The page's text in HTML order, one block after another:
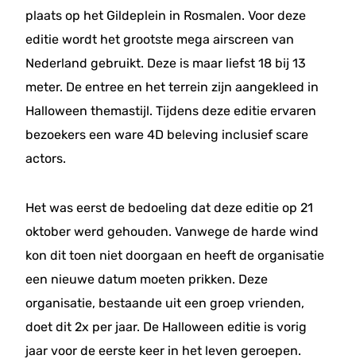
plaats op het Gildeplein in Rosmalen. Voor deze
editie wordt het grootste mega airscreen van
Nederland gebruikt. Deze is maar liefst 18 bij 13
meter. De entree en het terrein zijn aangekleed in
Halloween themastijl. Tijdens deze editie ervaren
bezoekers een ware 4D beleving inclusief scare
actors.
Het was eerst de bedoeling dat deze editie op 21
oktober werd gehouden. Vanwege de harde wind
kon dit toen niet doorgaan en heeft de organisatie
een nieuwe datum moeten prikken. Deze
organisatie, bestaande uit een groep vrienden,
doet dit 2x per jaar. De Halloween editie is vorig
jaar voor de eerste keer in het leven geroepen.